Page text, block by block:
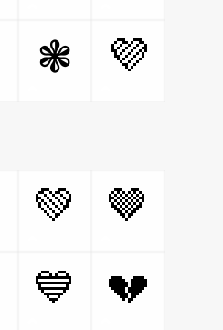
❃ 💜
💚
🤎
💙
💔